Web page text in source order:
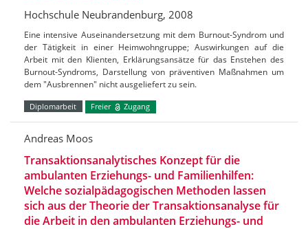
Hochschule Neubrandenburg, 2008
Eine intensive Auseinandersetzung mit dem Burnout-Syndrom und
der Tätigkeit in einer Heimwohngruppe; Auswirkungen auf die
Arbeit mit den Klienten, Erklärungsansätze für das Enstehen des
Burnout-Syndroms, Darstellung von präventiven Maßnahmen um
dem "Ausbrennen" nicht ausgeliefert zu sein.
Diplomarbeit Freier Zugang
Andreas Moos
Transaktionsanalytisches Konzept für die
ambulanten Erziehungs- und Familienhilfen:
Welche sozialpädagogischen Methoden lassen
sich aus der Theorie der Transaktionsanalyse für
die Arbeit in den ambulanten Erziehungs- und